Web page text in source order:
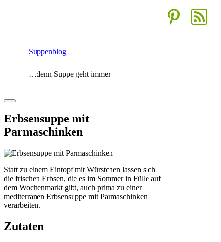
Suppenblog
…denn Suppe geht immer
Menü
Erbsensuppe mit
Parmaschinken
Statt zu einem Eintopf mit Würstchen lassen sich
die frischen Erbsen, die es im Sommer in Fülle auf
dem Wochenmarkt gibt, auch prima zu einer
mediterranen Erbsensuppe mit Parmaschinken
verarbeiten.
Zutaten